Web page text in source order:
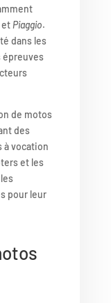
Piaggio.
dans les
épreuves
de motos
des
à vocation
et les
pour leur